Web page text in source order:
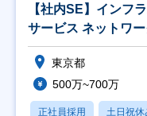
【社内SE】インフ
サービス ネットワ
東京都
500万~700万
正社員採用 土日祝休